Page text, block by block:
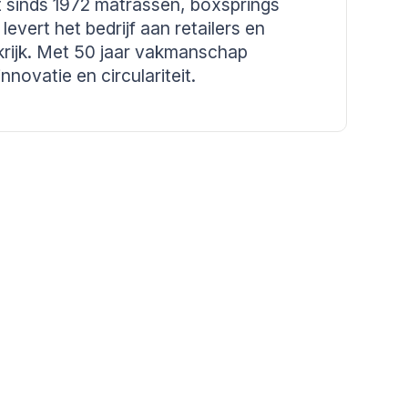
1972 matrassen, boxsprings
het bedrijf aan retailers en
Met 50 jaar vakmanschap
en circulariteit.